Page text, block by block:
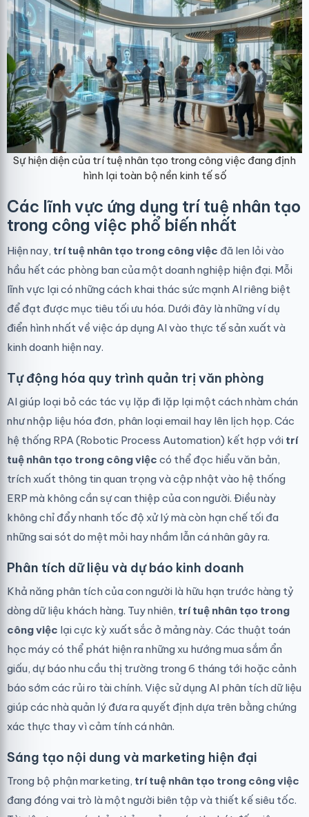
Sự hiện diện của trí tuệ nhân tạo trong công việc đang định
hình lại toàn bộ nền kinh tế số
Các lĩnh vực ứng dụng trí tuệ nhân tạo
trong công việc phổ biến nhất
Hiện nay, trí tuệ nhân tạo trong công việc đã len lỏi vào
hầu hết các phòng ban của một doanh nghiệp hiện đại. Mỗi
lĩnh vực lại có những cách khai thác sức mạnh AI riêng biệt
để đạt được mục tiêu tối ưu hóa. Dưới đây là những ví dụ
điển hình nhất về việc áp dụng AI vào thực tế sản xuất và
kinh doanh hiện nay.
Tự động hóa quy trình quản trị văn phòng
AI giúp loại bỏ các tác vụ lặp đi lặp lại một cách nhàm chán
như nhập liệu hóa đơn, phân loại email hay lên lịch họp. Các
hệ thống RPA (Robotic Process Automation) kết hợp với trí
tuệ nhân tạo trong công việc có thể đọc hiểu văn bản,
trích xuất thông tin quan trọng và cập nhật vào hệ thống
ERP mà không cần sự can thiệp của con người. Điều này
không chỉ đẩy nhanh tốc độ xử lý mà còn hạn chế tối đa
những sai sót do mệt mỏi hay nhầm lẫn cá nhân gây ra.
Phân tích dữ liệu và dự báo kinh doanh
Khả năng phân tích của con người là hữu hạn trước hàng tỷ
dòng dữ liệu khách hàng. Tuy nhiên, trí tuệ nhân tạo trong
công việc lại cực kỳ xuất sắc ở mảng này. Các thuật toán
học máy có thể phát hiện ra những xu hướng mua sắm ẩn
giấu, dự báo nhu cầu thị trường trong 6 tháng tới hoặc cảnh
báo sớm các rủi ro tài chính. Việc sử dụng AI phân tích dữ liệu
giúp các nhà quản lý đưa ra quyết định dựa trên bằng chứng
xác thực thay vì cảm tính cá nhân.
Sáng tạo nội dung và marketing hiện đại
Trong bộ phận marketing, trí tuệ nhân tạo trong công việc
đang đóng vai trò là một người biên tập và thiết kế siêu tốc.